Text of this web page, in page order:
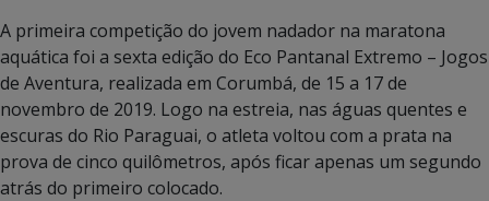
A primeira competição do jovem nadador na maratona
aquática foi a sexta edição do Eco Pantanal Extremo – Jogos
de Aventura, realizada em Corumbá, de 15 a 17 de
novembro de 2019. Logo na estreia, nas águas quentes e
escuras do Rio Paraguai, o atleta voltou com a prata na
prova de cinco quilômetros, após ficar apenas um segundo
atrás do primeiro colocado.